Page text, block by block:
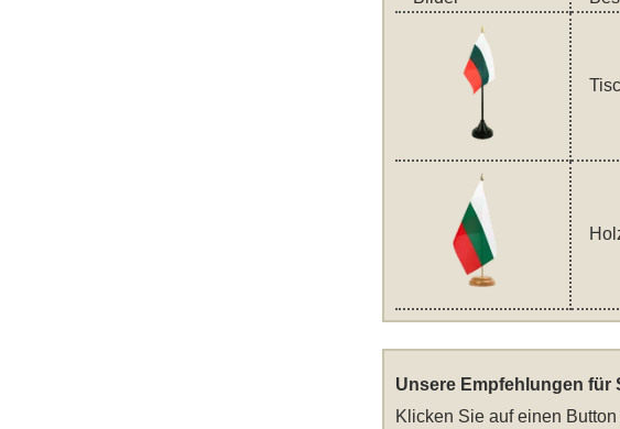
Unsere Empfehlungen für
Klicken Sie auf einen